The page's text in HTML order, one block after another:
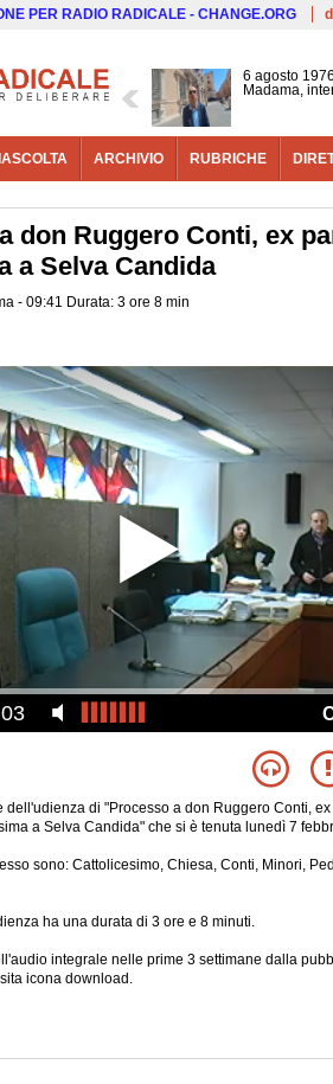
PER RADIO RADICALE - CHANGE.ORG
6 agosto
Madama,
ARCHIVIO RUBRICHE
don Ruggero Conti, ex
a Selva Candida
- 09:41 Durata: 3 ore 8 min
dell'udienza di "Processo a don Ruggero Conti,
a Selva Candida" che si è tenuta lunedì 7
sono: Cattolicesimo, Chiesa, Conti, Minori,
ha una durata di 3 ore e 8 minuti.
integrale nelle prime 3 settimane dalla
icona download.